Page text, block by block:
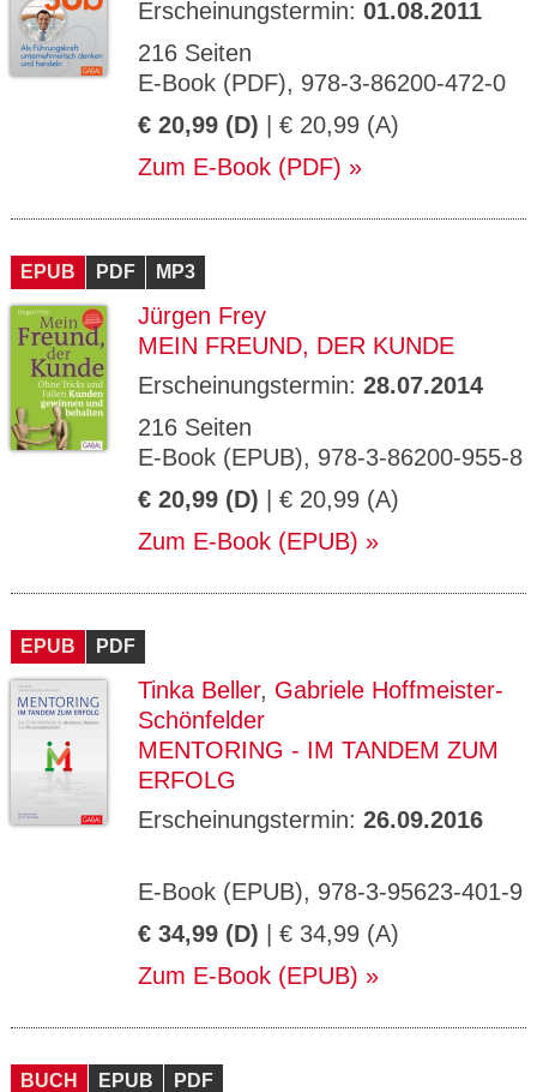
Erscheinungstermin: 01.08.2011
216 Seiten
E-Book (PDF), 978-3-86200-472-0
€ 20,99 (D) | € 20,99 (A)
Zum E-Book (PDF)
EPUB PDF MP3
Jürgen Frey
MEIN FREUND, DER KUNDE
Erscheinungstermin: 28.07.2014
216 Seiten
E-Book (EPUB), 978-3-86200-955-8
€ 20,99 (D) | € 20,99 (A)
Zum E-Book (EPUB)
EPUB PDF
Tinka Beller, Gabriele Hoffmeister-
Schönfelder
MENTORING - IM TANDEM ZUM
ERFOLG
Erscheinungstermin: 26.09.2016
E-Book (EPUB), 978-3-95623-401-9
€ 34,99 (D) | € 34,99 (A)
Zum E-Book (EPUB)
BUCH EPUB PDF